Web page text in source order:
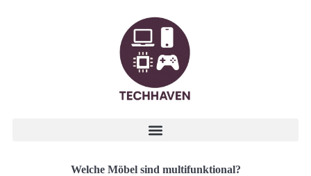
Welche Möbel sind multifunktional?